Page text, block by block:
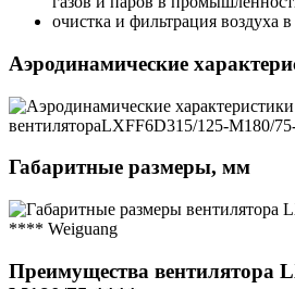
очистка и фильтрация воздуха
Аэродинамические
Габаритные размеры, мм
Преимущества вентилятора